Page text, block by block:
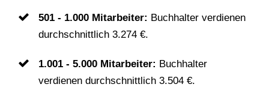
501 - 1.000 Mitarbeiter: Buchhalter verdienen
durchschnittlich 3.274 €.
1.001 - 5.000 Mitarbeiter: Buchhalter
verdienen durchschnittlich 3.504 €.